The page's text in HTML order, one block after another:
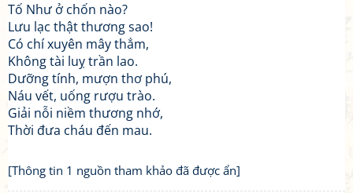
Tố Như ở chốn nào?
Lưu lạc thật thương sao!
Có chí xuyên mây thẳm,
Không tài luỵ trần lao.
Dưỡng tính, mượn thơ phú,
Náu vết, uống rượu trào.
Giải nỗi niềm thương nhớ,
Thời đưa cháu đến mau.
[Thông tin 1 nguồn tham khảo đã được ẩn]